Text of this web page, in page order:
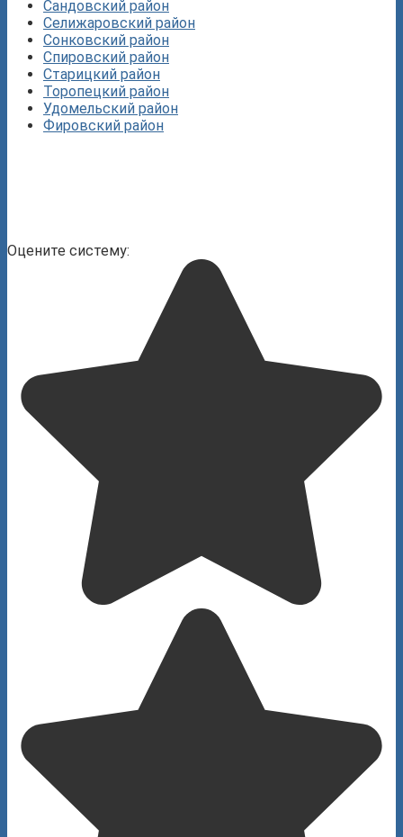
Сандовский район
Селижаровский район
Сонковский район
Спировский район
Старицкий район
Торопецкий район
Удомельский район
Фировский район
Оцените систему: